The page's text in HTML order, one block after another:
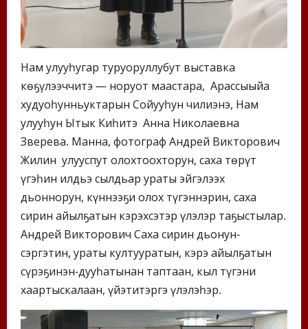
Нам улууһугар туруоруллубут выставка
көҕүлээччитэ — норуот маастара, Арассыыйа
худуоһунньуктарын Сойууһун чилиэнэ, Нам
улууһун Ытык Киһитэ Анна Николаевна
Зверева. Манна, фотограф Андрей Викторович
Жилин улууспут олохтоохторун, саха төрүт
үгэһин илдьэ сылдьар ураты эйгэлээх
дьоннорун, күннээҕи олох түгэннэрин, саха
сирин айылҕатын кэрэхсэтэр үлэлэр таҕыстылар.
Андрей Викторович Саха сирин дьонун-
сэргэтин, ураты култууратын, кэрэ айылҕатын
сүрэҕинэн-дууһатынан таптаан, кыл түгэни
хаартыскалаан, үйэтитэргэ үлэлэһэр.